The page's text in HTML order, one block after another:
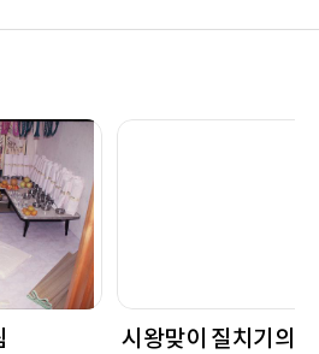
시왕맞이 질치기의